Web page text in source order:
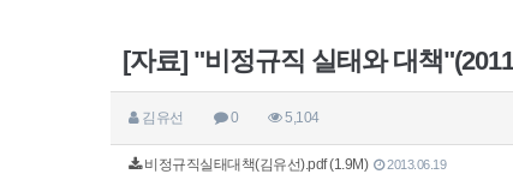
[자료] "비정규직 실태와 대책
김유선 0 5,104
비정규직실태대책(김유선).pdf (1.9M) 2013.06.19